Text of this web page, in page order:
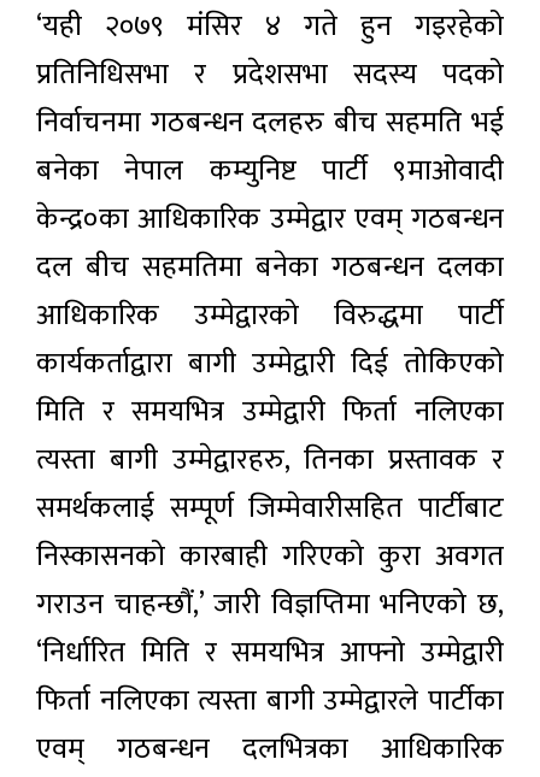
‘यही २०७९ मंसिर ४ गते हुन गइरहेको
प्रतिनिधिसभा र प्रदेशसभा सदस्य पदको
निर्वाचनमा गठबन्धन दलहरु बीच सहमति भई
बनेका नेपाल कम्युनिष्ट पार्टी ९माओवादी
केन्द्र०का आधिकारिक उम्मेद्वार एवम् गठबन्धन
दल बीच सहमतिमा बनेका गठबन्धन दलका
आधिकारिक उम्मेद्वारको विरुद्धमा पार्टी
कार्यकर्ताद्वारा बागी उम्मेद्वारी दिई तोकिएको
मिति र समयभित्र उम्मेद्वारी फिर्ता नलिएका
त्यस्ता बागी उम्मेद्वारहरु, तिनका प्रस्तावक र
समर्थकलाई सम्पूर्ण जिम्मेवारीसहित पार्टीबाट
निस्कासनको कारबाही गरिएको कुरा अवगत
गराउन चाहन्छौं,’ जारी विज्ञप्तिमा भनिएको छ,
‘निर्धारित मिति र समयभित्र आफ्नो उम्मेद्वारी
फिर्ता नलिएका त्यस्ता बागी उम्मेद्वारले पार्टीका
एवम् गठबन्धन दलभित्रका आधिकारिक